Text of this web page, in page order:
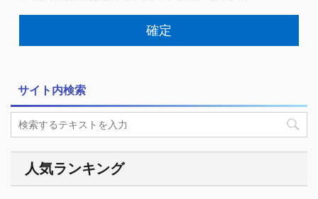
サイト内検索
人気ランキング